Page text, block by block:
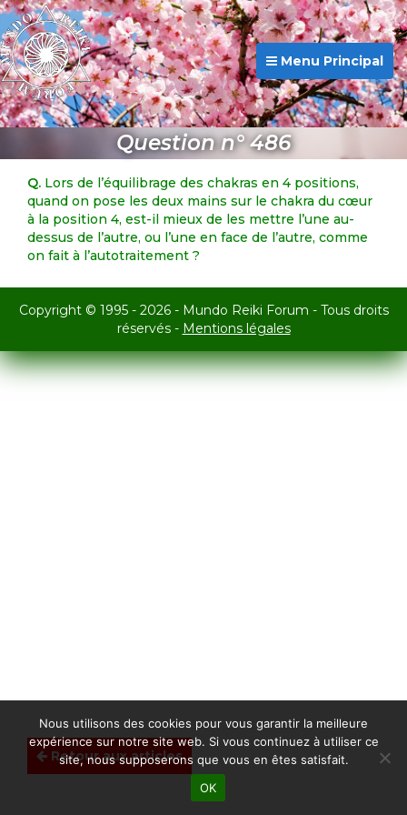
Menu Principal
Question n° 486
Retour aux articles
Q. Lors de l’équilibrage des chakras en 4 positions,
quand on pose les deux mains sur le chakra du cœur
à la position 4, est-il mieux de les mettre l’une au-
dessus de l’autre, ou l’une en face de l’autre, comme
on fait à l’autotraitement ?
Copyright © 1995 - 2026 - Mundo Reiki Forum - Tous droits
réservés - Mentions légales
Nous utilisons des cookies pour vous garantir la meilleure
expérience sur notre site web. Si vous continuez à utiliser ce
site, nous supposerons que vous en êtes satisfait.
OK